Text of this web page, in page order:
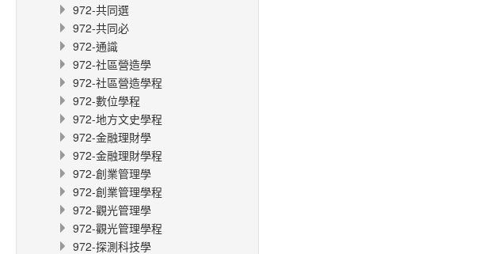
972-共同選
972-共同必
972-通識
972-社區營造學
972-社區營造學程
972-數位學程
972-地方文史學程
972-金融理財學
972-金融理財學程
972-創業管理學
972-創業管理學程
972-觀光管理學
972-觀光管理學程
972-探測科技學